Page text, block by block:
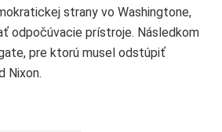
strany vo Washingtone,
odpočúvacie prístroje. Následkom
pre ktorú musel odstúpiť
Nixon.